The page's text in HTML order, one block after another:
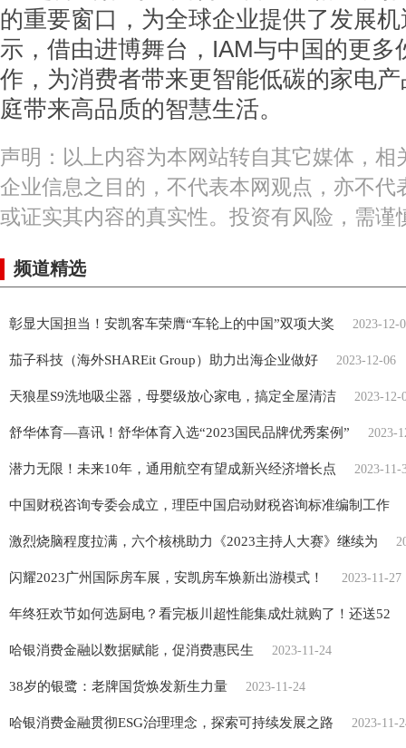
的重要窗口，为全球企业提供了发展
示，借由进博舞台，IAM与中国的更多
作，为消费者带来更智能低碳的家电
庭带来高品质的智慧生活。
声明：以上内容为本网站转自其它媒体，相
企业信息之目的，不代表本网观点，亦不代
或证实其内容的真实性。投资有风险，需谨
频道精选
彰显大国担当！安凯客车荣膺“车轮上的中国”双项大奖 2023-12-
茄子科技（海外SHAREit Group）助力出海企业做好 2023-12-06
天狼星S9洗地吸尘器，母婴级放心家电，搞定全屋清洁 2023-12-
舒华体育—喜讯！舒华体育入选“2023国民品牌优秀案例” 2023-
潜力无限！未来10年，通用航空有望成新兴经济增长点 2023-11-
中国财税咨询专委会成立，理臣中国启动财税咨询标准编制工作
激烈烧脑程度拉满，六个核桃助力《2023主持人大赛》继续为
闪耀2023广州国际房车展，安凯房车焕新出游模式！ 2023-11-27
年终狂欢节如何选厨电？看完板川超性能集成灶就购了！还送52
哈银消费金融以数据赋能，促消费惠民生 2023-11-24
38岁的银鹭：老牌国货焕发新生力量 2023-11-24
哈银消费金融贯彻ESG治理理念，探索可持续发展之路 2023-11-